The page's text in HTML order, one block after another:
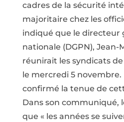
cadres de la sécurité
majoritaire chez les
indiqué que le directeur
nationale (DGPN), Jean-
réunirait les syndicats
le mercredi 5 novembre.
confirmé la tenue de
Dans son communiqué,
que « les années se